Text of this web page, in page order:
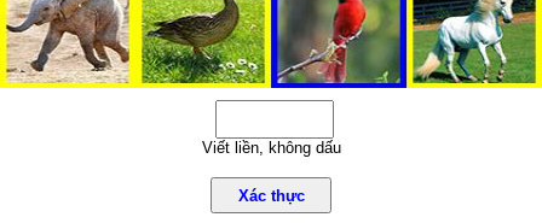
Viết liền, không dấu
Xác thực